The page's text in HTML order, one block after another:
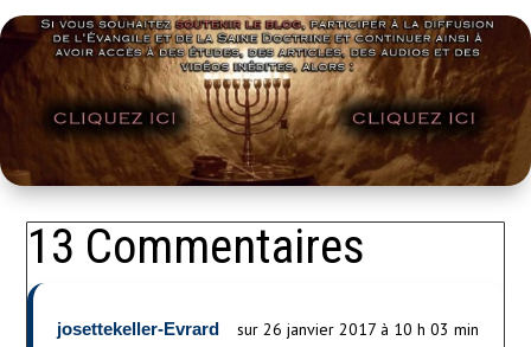
13 Commentaires
josettekeller-Evrard sur 26 janvier 2017 à 10 h 03 min